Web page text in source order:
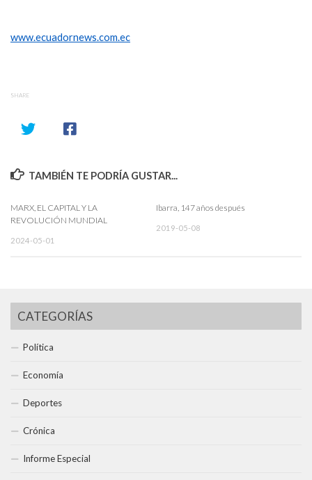
www.ecuadornews.com.ec
SHARE
TAMBIÉN TE PODRÍA GUSTAR...
MARX, EL CAPITAL Y LA
REVOLUCIÓN MUNDIAL
2024-05-01
Ibarra, 147 años después
2019-05-08
CATEGORÍAS
Política
Economía
Deportes
Crónica
Informe Especial